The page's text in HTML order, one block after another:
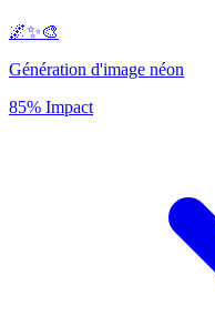
🌌✨🎨
Génération d'image néon
85% Impact